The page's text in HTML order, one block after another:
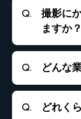
いいえ、
て対応い
撮影に
ますか？
はい。撮
経費を別
は事前に
どんな
はい、対
業・個人
どれく